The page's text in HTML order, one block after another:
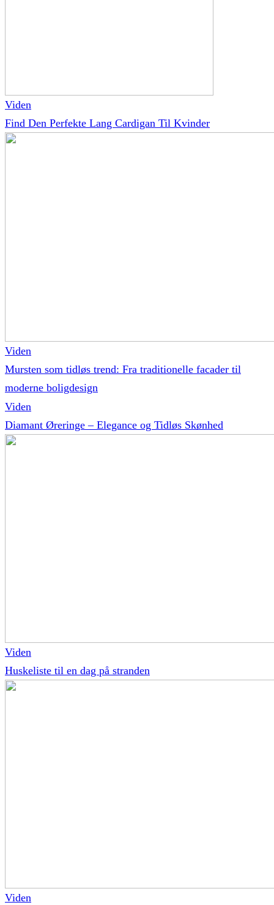
Viden
Find Den Perfekte Lang Cardigan Til Kvinder
Viden
Mursten som tidløs trend: Fra traditionelle facader til
moderne boligdesign
Viden
Diamant Øreringe – Elegance og Tidløs Skønhed
Viden
Huskeliste til en dag på stranden
Viden